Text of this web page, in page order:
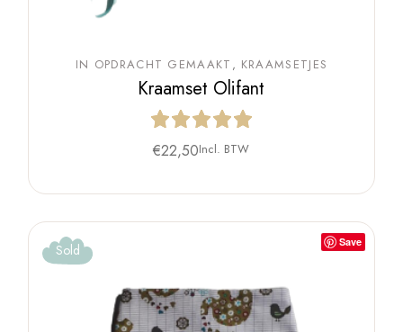
IN OPDRACHT GEMAAKT KRAAMSETJES
Kraamset Olifant
€22,50Incl. BTW
Save
Sold